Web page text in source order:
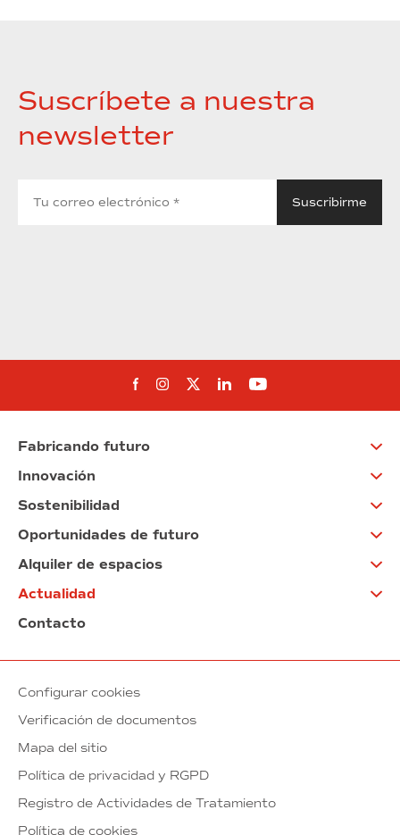
Suscríbete a nuestra
newsletter
Síguenos en Facebook
Síguenos en Instagram
Síguenos en Twitter
Síguenos en Linkedin
Síguenos en
Fabricando futuro
Innovación
Sostenibilidad
Oportunidades de futuro
Alquiler de espacios
Actualidad
Contacto
Configurar cookies
Verificación de documentos
Mapa del sitio
Política de privacidad y RGPD
Registro de Actividades de Tratamiento
Política de cookies